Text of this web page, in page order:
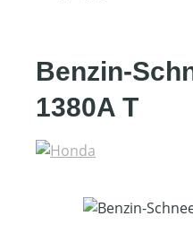
Benzin-
1380A T
Bildergalerie überspringen